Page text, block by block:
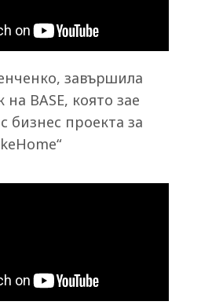
завършила
BASE, която зае
бизнес проекта за